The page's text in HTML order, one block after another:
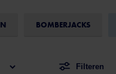
BOMBERJACKS
Filteren